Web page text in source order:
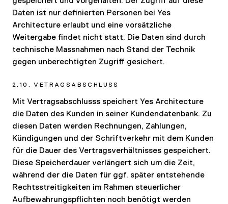
Daten ist nur definierten Personen bei Yes
Architecture erlaubt und eine vorsätzliche
Weitergabe findet nicht statt. Die Daten sind durch
technische Massnahmen nach Stand der Technik
gegen unberechtigten Zugriff gesichert.
2.10. VETRAGSABSCHLUSS
Mit Vertragsabschlusss speichert Yes Architecture
die Daten des Kunden in seiner Kundendatenbank. Zu
diesen Daten werden Rechnungen, Zahlungen,
Kündigungen und der Schriftverkehr mit dem Kunden
für die Dauer des Vertragsverhältnisses gespeichert.
Diese Speicherdauer verlängert sich um die Zeit,
während der die Daten für ggf. später entstehende
Rechtsstreitigkeiten im Rahmen steuerlicher
Aufbewahrungspflichten noch benötigt werden